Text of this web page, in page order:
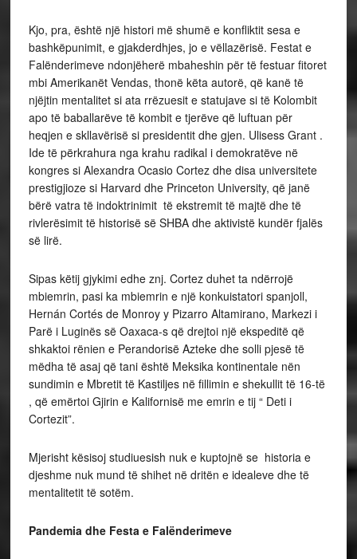
Kjo, pra, është një histori më shumë e konfliktit sesa e
bashkëpunimit, e gjakderdhjes, jo e vëllazërisë. Festat e
Falënderimeve ndonjëherë mbaheshin për të festuar fitoret
mbi Amerikanët Vendas, thonë këta autorë, që kanë të
njëjtin mentalitet si ata rrëzuesit e statujave si të Kolombit
apo të baballarëve të kombit e tjerëve që luftuan për
heqjen e skllavërisë si presidentit dhe gjen. Ulisess Grant .
Ide të përkrahura nga krahu radikal i demokratëve në
kongres si Alexandra Ocasio Cortez dhe disa universitete
prestigjioze si Harvard dhe Princeton University, që janë
bërë vatra të indoktrinimit të ekstremit të majtë dhe të
rivlerësimit të historisë së SHBA dhe aktivistë kundër fjalës
së lirë.
Sipas këtij gjykimi edhe znj. Cortez duhet ta ndërrojë
mbiemrin, pasi ka mbiemrin e një konkuistatori spanjoll,
Hernán Cortés de Monroy y Pizarro Altamirano, Markezi i
Parë i Luginës së Oaxaca-s që drejtoi një ekspeditë që
shkaktoi rënien e Perandorisë Azteke dhe solli pjesë të
mëdha të asaj që tani është Meksika kontinentale nën
sundimin e Mbretit të Kastiljes në fillimin e shekullit të 16-të
, që emërtoi Gjirin e Kalifornisë me emrin e tij “ Deti i
Cortezit”.
Mjerisht kësisoj studiuesish nuk e kuptojnë se historia e
djeshme nuk mund të shihet në dritën e idealeve dhe të
mentalitetit të sotëm.
Pandemia dhe Festa e Falënderimeve